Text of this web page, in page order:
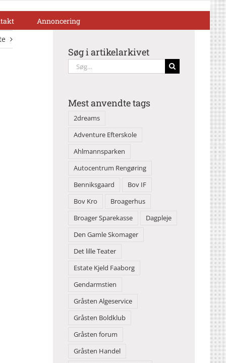
Annoncering
Søg i artikelarkivet
Søg
efter:
Mest anvendte tags
2dreams
Adventure Efterskole
Ahlmannsparken
Autocentrum Rengøring
Benniksgaard
Bov IF
Bov Kro
Broagerhus
Broager Sparekasse
Dagpleje
Den Gamle Skomager
Det lille Teater
Estate Kjeld Faaborg
Gendarmstien
Gråsten Algeservice
Gråsten Boldklub
Gråsten forum
Gråsten Handel